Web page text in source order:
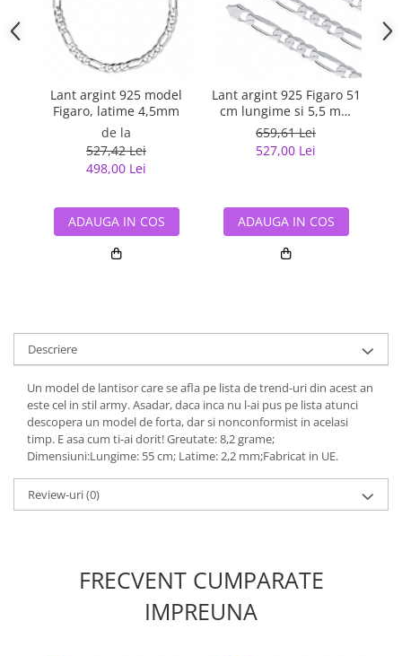
Lant argint 925 model
Figaro, latime 4,5mm
de la
527,42 Lei
498,00 Lei
ADAUGA IN COS
Lant argint 925 Figaro 51
cm lungime si 5,5 mm
latime, Classical You
LSX0202
659,61 Lei
527,00 Lei
ADAUGA IN COS
Descriere
Un model de lantisor care se afla pe lista de trend-uri din acest an
este cel in stil army. Asadar, daca inca nu l-ai pus pe lista atunci
descopera un model de forta, dar si nonconformist in acelasi
timp. E asa cum ti-ai dorit! Greutate: 8,2 grame;
Dimensiuni:Lungime: 55 cm; Latime: 2,2 mm;Fabricat in UE.
Review-uri(0)
FRECVENT CUMPARATE
IMPREUNA